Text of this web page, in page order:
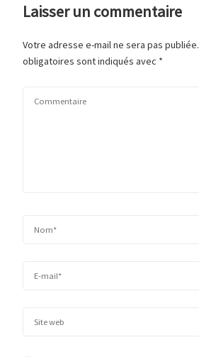
Laisser un commentaire
Votre adresse e-mail ne sera pas publiée.
obligatoires sont indiqués avec *